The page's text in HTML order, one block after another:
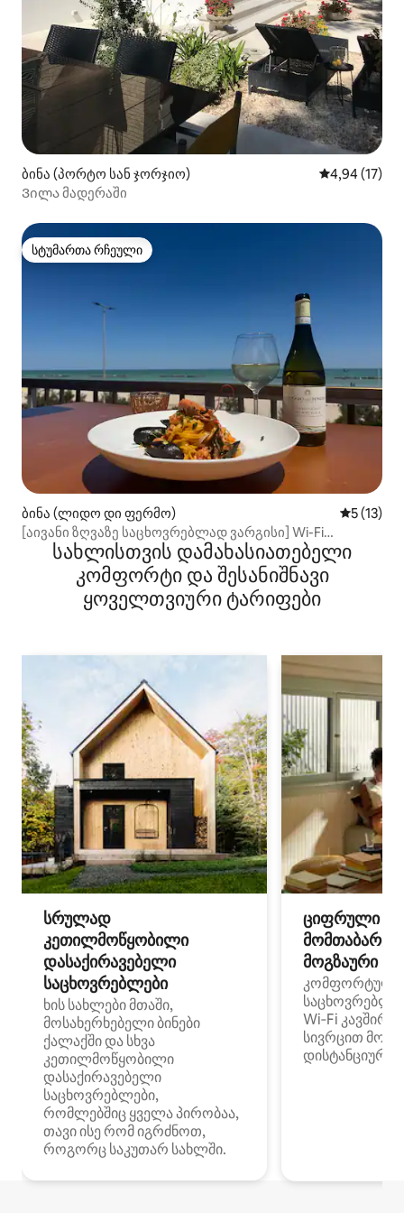
ბინა (პორტო სან ჯორჯიო) საშუალო
4,94 (17)
Ვილა მადერაში
სტუმართა რჩეული
სტუმართა რჩეული
ბინა (ლიდო დი ფერმო) საშუალო
5 (13)
[აივანი ზღვაზე საცხოვრებლად ვარგისი] Wi-Fi
პარკინგი
სახლისთვის დამახასიათებელი
კომფორტი და შესანიშნავი
ყოველთვიური ტარიფები
სრულად
კეთილმოწყობილი
დასაქირავებელი
საცხოვრებლები
ხის სახლები მთაში,
მოსახერხებელი ბინები
ქალაქში და სხვა
კეთილმოწყობილი
დასაქირავებელი
საცხოვრებლები,
რომლებშიც ყველა პირობაა,
თავი ისე რომ იგრძნოთ,
როგორც საკუთარ სახლში.
ციფრული
მოგზაური
კომფორტული
Wi‑Fi
სივრცით
დისტანციური